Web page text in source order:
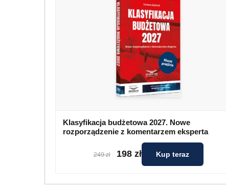
Klasyfikacja budżetowa 2027. Nowe
rozporządzenie z komentarzem eksperta
249 zł 198 zł Kup teraz